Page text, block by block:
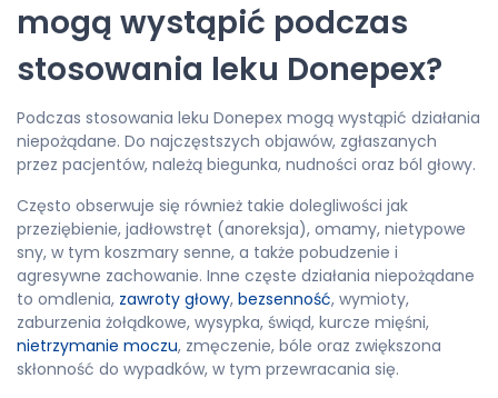
mogą wystąpić podczas
stosowania leku Donepex?
Podczas stosowania leku Donepex mogą wystąpić działania
niepożądane. Do najczęstszych objawów, zgłaszanych
przez pacjentów, należą biegunka, nudności oraz ból głowy.
Często obserwuje się również takie dolegliwości jak
przeziębienie, jadłowstręt (anoreksja), omamy, nietypowe
sny, w tym koszmary senne, a także pobudzenie i
agresywne zachowanie. Inne częste działania niepożądane
to omdlenia, zawroty głowy, bezsenność, wymioty,
zaburzenia żołądkowe, wysypka, świąd, kurcze mięśni,
nietrzymanie moczu, zmęczenie, bóle oraz zwiększona
skłonność do wypadków, w tym przewracania się.